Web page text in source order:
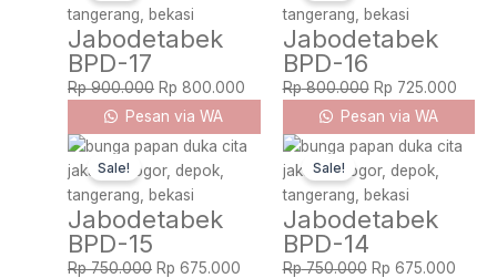
Jabodetabek
BPD-17
Rp900.000
was:
Rp 900.000.
Rp 800.000
Rp 800.000.
Pesan via WA
Jabodetabek
BPD-16
Rp800.000
was:
Rp 800.000.
Rp 725.000
Pesan via WA
Sale!
Jabodetabek
BPD-15
Rp750.000
Original
price
was:
Rp 750.000.
Rp 675.000
Current
Rp 675.000.
Sale!
Jabodetabek
BPD-14
Rp750.000
Original
price
was:
Rp 750.000.
Rp 675.000